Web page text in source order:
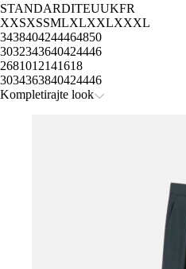
STANDARDITEUUKFR
XXSXSSMLXLXXLXXXL
3438404244464850
3032343640424446
2681012141618
3034363840424446
Kompletirajte look